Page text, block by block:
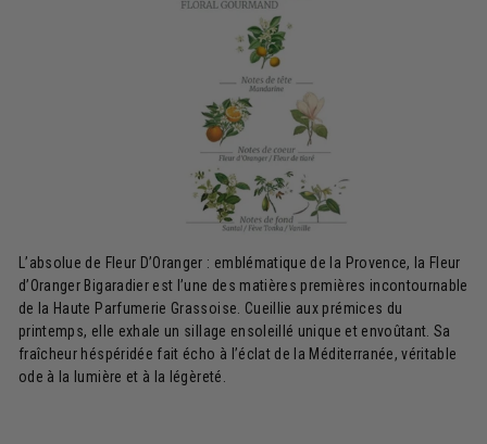
L’absolue de Fleur D’Oranger : emblématique de la Provence, la Fleur
d’Oranger Bigaradier est l’une des matières premières incontournable
de la Haute Parfumerie Grassoise. Cueillie aux prémices du
printemps, elle exhale un sillage ensoleillé unique et envoûtant. Sa
fraîcheur héspéridée fait écho à l’éclat de la Méditerranée, véritable
ode à la lumière et à la légèreté.